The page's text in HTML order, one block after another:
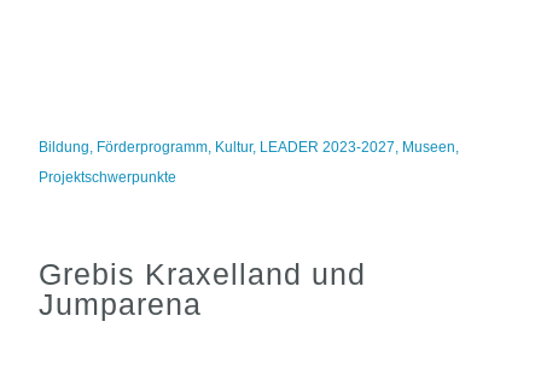
Bildung, Förderprogramm, Kultur, LEADER 2023-2027, Museen,
Projektschwerpunkte
Grebis Kraxelland und
Jumparena